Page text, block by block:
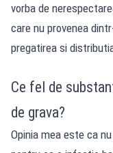
vorba de
care nu provenea
pregatirea si
Ce fel de
de grava?
Opinia mea este ca